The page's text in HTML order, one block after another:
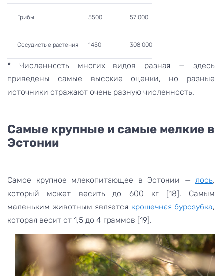
Грибы 5500 57 000
Сосудистые растения 1450 308 000
* Численность многих видов разная — здесь
приведены самые высокие оценки, но разные
источники отражают очень разную численность.
Самые крупные и самые мелкие в
Эстонии
Самое крупное млекопитающее в Эстонии — лось,
который может весить до 600 кг [18]. Самым
маленьким животным является крошечная бурозубка,
которая весит от 1,5 до 4 граммов [19].